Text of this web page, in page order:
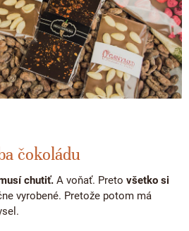
čokoládu
chutiť. A voňať. Preto všetko si
vyrobené. Pretože potom má